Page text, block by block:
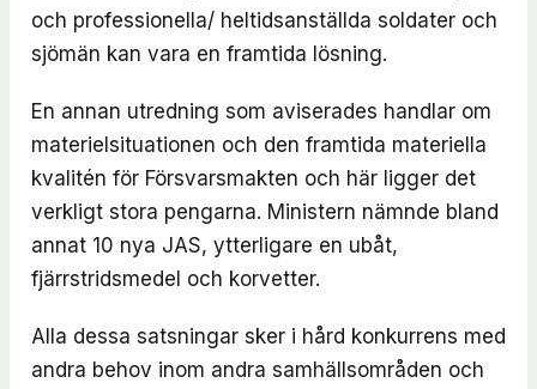
och professionella/ heltidsanställda soldater och
sjömän kan vara en framtida lösning.
En annan utredning som aviserades handlar om
materielsituationen och den framtida materiella
kvalitén för Försvarsmakten och här ligger det
verkligt stora pengarna. Ministern nämnde bland
annat 10 nya JAS, ytterligare en ubåt,
fjärrstridsmedel och korvetter.
Alla dessa satsningar sker i hård konkurrens med
andra behov inom andra samhällsområden och